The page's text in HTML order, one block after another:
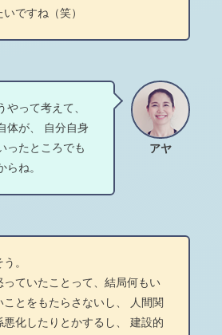
いですね（笑）
アヤ
やって考えて、
体が、 自分自身
ったところでも
らね。
う。
っていたことって、結局何もい
ことをもたらさないし、 人間関
悪化したりとかするし、 建設的